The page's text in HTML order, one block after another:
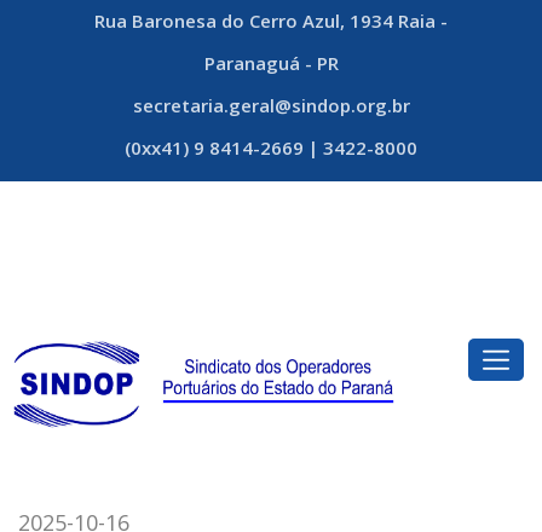
Rua Baronesa do Cerro Azul, 1934 Raia -
Paranaguá - PR
secretaria.geral@sindop.org.br
(0xx41) 9 8414-2669 | 3422-8000
2025-10-16